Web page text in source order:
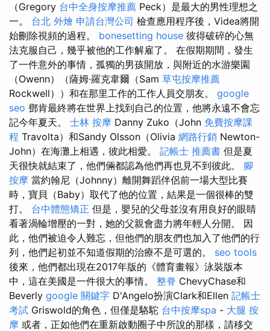
（Gregory 台中全身按摩推薦 Peck）是最大的男性理想之
一。 台北 外燴 申請台灣公司 檢查應用程序後，Videa將開
始刪除視頻的過程。 bonesetting house 彼得破碎的心無
法克服自己，幾乎被他的工作解雇了。 在假期期間，發生
了一件意外的事情，孤獨的男孩開放，與附近的水游樂園
（Owenn）（薩姆·羅克韋爾（Sam 草屯按摩推薦
Rockwell））和在那里工作的工作人員交朋友。 google
seo 鄧肯最終將在世界上找到自己的位置，他將永遠不會忘
記今年夏天。 士林 按摩 Danny Zuko（John 免費按摩課
程 Travolta）和Sandy Olsson（Olivia 網路行銷 Newton-
John）在海灘上相遇，彼此相愛。 記帳士 推薦書 但是夏
天很快就結束了，他們倆都認為他們再也見不到彼此。 腳
按摩 當約翰尼（Johnny）離開舞蹈伴侶前一場大型比賽
時，寶貝（Baby）取代了他的位置，結果是一個很棒的雙
打。 台中體態矯正 但是，嬰兒的父母並沒有用良好的眼睛
看著渦輪增壓的一對，她的父親會盡力將年輕人分開。 因
此，他們被迫令人難忘，但他們的朋友們也加入了他們的行
列，他們起初並不知道假期的治療不是可選的。 seo tools
後來，他們都出現在2017年版的《體育畫報》泳裝版本
中，這在美國是一件很大的事情。 整脊 ChevyChase和
Beverly google 關鍵字 D'Angelo扮演Clark和Ellen 記帳士
考試 Griswold的角色，但僅是駱駝 台中按摩spa - 大腿 按
摩 或者，正如他們在重新啟動圈子中所說的那樣，請移交